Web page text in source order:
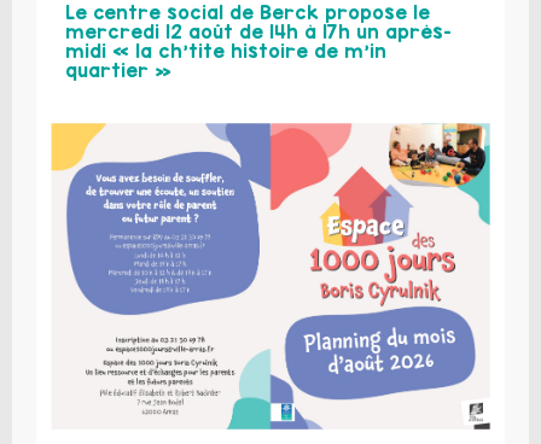
Le centre social de Berck propose le
mercredi 12 août de 14h à 17h un après-
midi « la ch’tite histoire de m’in
quartier »